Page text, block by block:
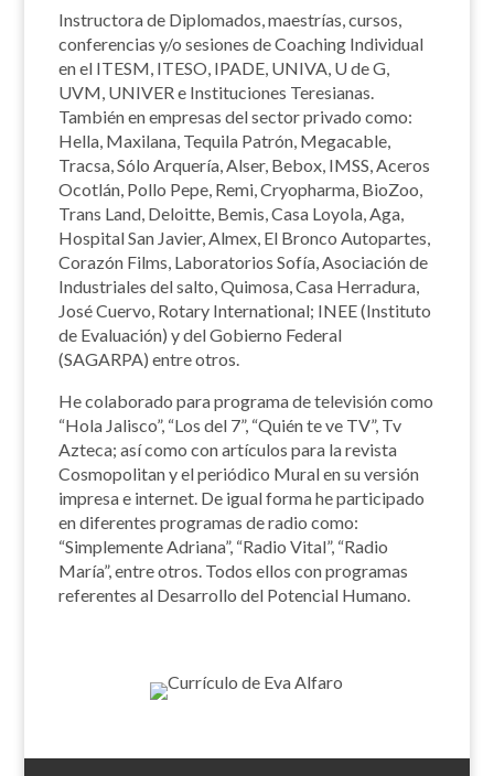
Instructora de Diplomados, maestrías, cursos,
conferencias y/o sesiones de Coaching Individual
en el ITESM, ITESO, IPADE, UNIVA, U de G,
UVM, UNIVER e Instituciones Teresianas.
También en empresas del sector privado como:
Hella, Maxilana, Tequila Patrón, Megacable,
Tracsa, Sólo Arquería, Alser, Bebox, IMSS, Aceros
Ocotlán, Pollo Pepe, Remi,Cryopharma, BioZoo,
Trans Land, Deloitte, Bemis, Casa Loyola, Aga,
Hospital San Javier, Almex, El Bronco Autopartes,
Corazón Films, Laboratorios Sofía, Asociación de
Industriales del salto, Quimosa, Casa Herradura,
José Cuervo, Rotary International; INEE (Instituto
de Evaluación) y del Gobierno Federal
(SAGARPA) entre otros.
He colaborado para programa de televisión como
“Hola Jalisco”, “Los del 7”, “Quién te ve TV”, Tv
Azteca; así como con artículos para la revista
Cosmopolitan y el periódico Mural en su versión
impresa e internet. De igual forma he participado
en diferentes programas de radio como:
“Simplemente Adriana”, “Radio Vital”, “Radio
María”, entre otros. Todos ellos con programas
referentes al Desarrollo del Potencial Humano.